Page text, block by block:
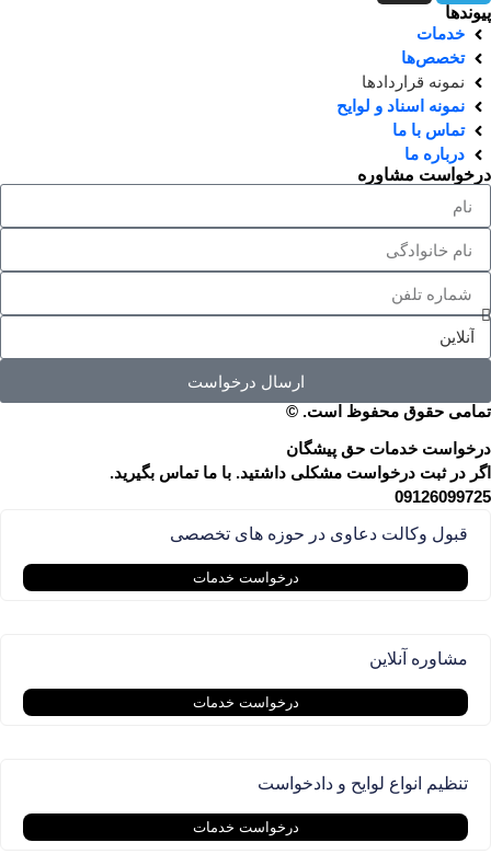
پیوندها
خدمات
تخصص‌ها
نمونه قراردادها
نمونه اسناد و لوایح
تماس با ما
درباره ما
درخواست مشاوره
ارسال درخواست
تمامی حقوق محفوظ است. ©
درخواست خدمات حق پیشگان
اگر در ثبت درخواست مشکلی داشتید. با ما تماس بگیرید.
09126099725
درخواست خدمات
قبول وکالت دعاوی در حوزه های تخصصی
درخواست خدمات
مشاوره آنلاین
درخواست خدمات
تنظیم انواع لوایح و دادخواست